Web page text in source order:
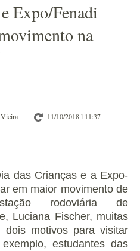
Expo/Fenadi
na
11/10/2018 l 11:37
das Crianças e a Expo-
em maior movimento de
rodoviária de
Luciana Fischer, muitas
dois motivos para visitar
estudantes das